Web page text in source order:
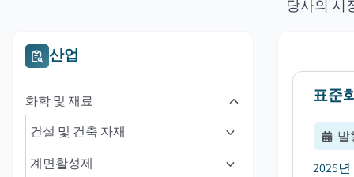
당사의 시
산업
화학 및 재료
건설 및 건축 자재
계면활성제
표준
발
2025